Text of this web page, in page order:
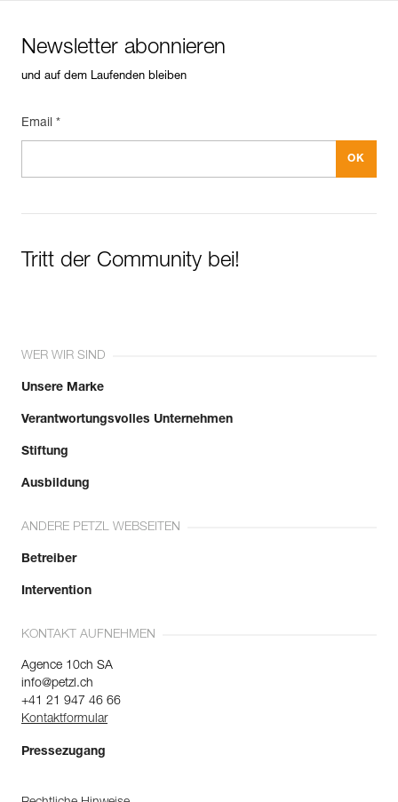
Newsletter abonnieren
und auf dem Laufenden bleiben
Email *
Tritt der Community bei!
WER WIR SIND
Unsere Marke
Verantwortungsvolles Unternehmen
Stiftung
Ausbildung
ANDERE PETZL WEBSEITEN
Betreiber
Intervention
KONTAKT AUFNEHMEN
Agence 10ch SA
info@petzl.ch
+41 21 947 46 66
Kontaktformular
Pressezugang